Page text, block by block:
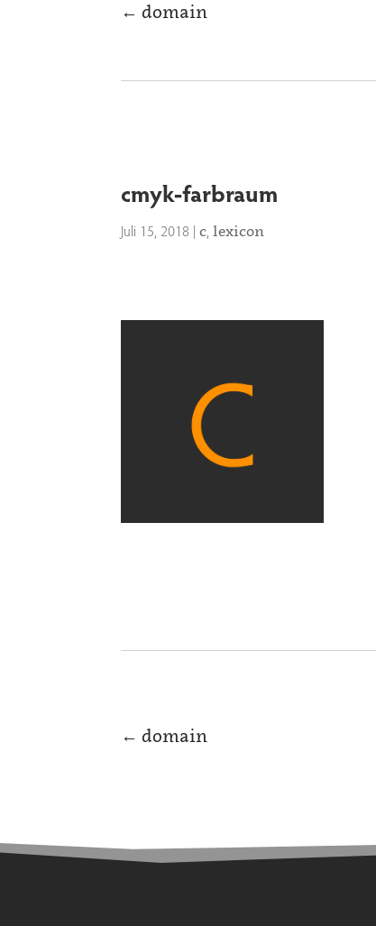
← domain
cmyk-farbraum
Juli 15, 2018 |c ,lexicon
← domain